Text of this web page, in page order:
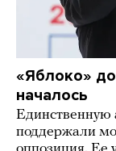
«Яблоко»
началось
Единственную
поддержали